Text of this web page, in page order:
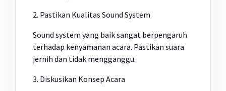
2. Pastikan Kualitas Sound System
Sound system yang baik sangat berpengaruh
terhadap kenyamanan acara. Pastikan suara
jernih dan tidak mengganggu.
3. Diskusikan Konsep Acara